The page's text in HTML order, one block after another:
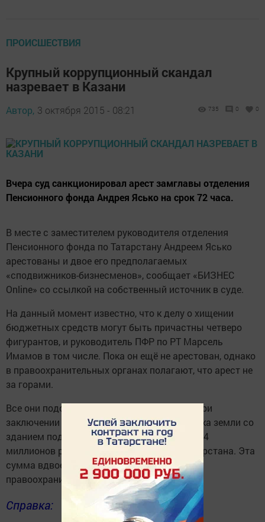
ПРОИСШЕСТВИЯ
Крупный коррупционный скандал
назревает в Казани
Автор, 3 октября 2015 - 08:21 735 0 0
Вчера суд санкционировал арест замглавы отделения
Пенсионного фонда Андрея Ясько на срок 72 часа.
В месте с заместителем руководителя отделения
Пенсионного фонда по Татарстану Андреем Ясько
арестованы и двое его предполагаемых
«сподвижников-бизнесменов», сообщает «БИЗНЕС
Online» со ссылкой на собственный источник в суде.
На данный момент известно, что к делу о хищении
бюджетных средств могут быть причастны четверо
фигурантов, и руководитель ПФР по РТ Марсель
Имамов в том числе. Пока он ещё не арестован, однако
в правоохранительных органах полагают, что арест не
за горами.
Все они подозреваются в мошенничестве при
заключении сделки по приобретению участка земли со
зданием под районное управление ПФР за 14
миллионов рублей в одном из районов Татарстана. Эта
сумма вдвое выше рыночной, считают в
правоохранительных органах.
Справка: